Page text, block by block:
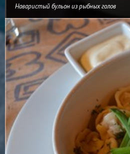
Наваристый бульон из рыбных голов